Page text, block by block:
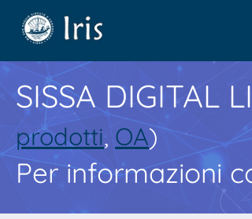
SISSA DIGITAL
prodotti, OA)
Per informazioni